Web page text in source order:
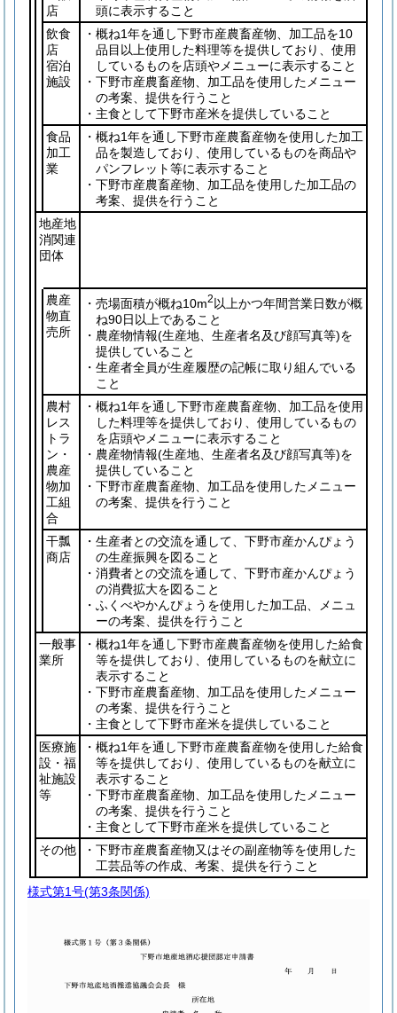
店
頭に表示すること
飲食
店
宿泊
施設
・概ね1年を通し下野市産農畜産物、加工品を10
品目以上使用した料理等を提供しており、使用
しているものを店頭やメニューに表示すること
・下野市産農畜産物、加工品を使用したメニュー
の考案、提供を行うこと
・主食として下野市産米を提供していること
食品
加工
業
・概ね1年を通し下野市産農畜産物を使用した加工
品を製造しており、使用しているものを商品や
パンフレット等に表示すること
・下野市産農畜産物、加工品を使用した加工品の
考案、提供を行うこと
地産地
消関連
団体
農産
物直
売所
・売場面積が概ね10m2 以上かつ年間営業日数が概
ね90日以上であること
・農産物情報(生産地、生産者名及び顔写真等)を
提供していること
・生産者全員が生産履歴の記帳に取り組んでいる
こと
農村
レス
トラ
ン・
農産
物加
工組
合
・概ね1年を通し下野市産農畜産物、加工品を使用
した料理等を提供しており、使用しているもの
を店頭やメニューに表示すること
・農産物情報(生産地、生産者名及び顔写真等)を
提供していること
・下野市産農畜産物、加工品を使用したメニュー
の考案、提供を行うこと
干瓢
商店
・生産者との交流を通して、下野市産かんぴょう
の生産振興を図ること
・消費者との交流を通して、下野市産かんぴょう
の消費拡大を図ること
・ふくべやかんぴょうを使用した加工品、メニュ
ーの考案、提供を行うこと
一般事
業所
・概ね1年を通し下野市産農畜産物を使用した給食
等を提供しており、使用しているものを献立に
表示すること
・下野市産農畜産物、加工品を使用したメニュー
の考案、提供を行うこと
・主食として下野市産米を提供していること
医療施
設・福
祉施設
等
・概ね1年を通し下野市産農畜産物を使用した給食
等を提供しており、使用しているものを献立に
表示すること
・下野市産農畜産物、加工品を使用したメニュー
の考案、提供を行うこと
・主食として下野市産米を提供していること
その他
・下野市産農畜産物又はその副産物等を使用した
工芸品等の作成、考案、提供を行うこと
様式第1号(第3条関係)